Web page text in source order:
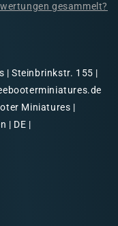
gesammelt?
| Steinbrinkstr. 155 |
Miniatures |
| DE |